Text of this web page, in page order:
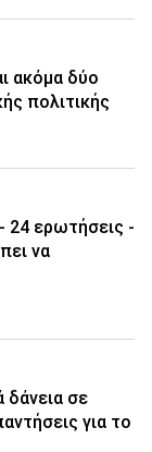
ακόμα δύο
πολιτικής
24 ερωτήσεις -
να
δάνεια σε
για το